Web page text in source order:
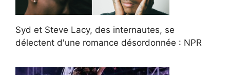
Syd et Steve Lacy, des internautes, se
délectent d'une romance désordonnée : NPR